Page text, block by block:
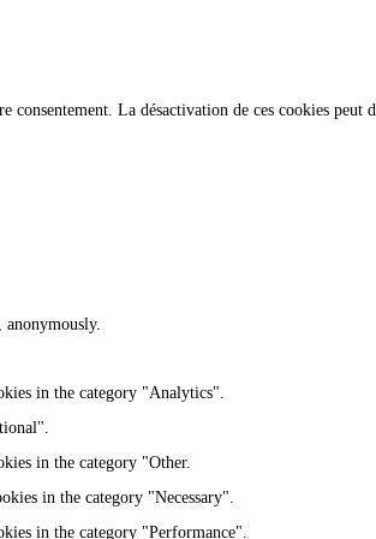
consentement. La désactivation de ces cookies peut
anonymously.
in the category "Analytics".
in the category "Other.
in the category "Necessary".
in the category "Performance".